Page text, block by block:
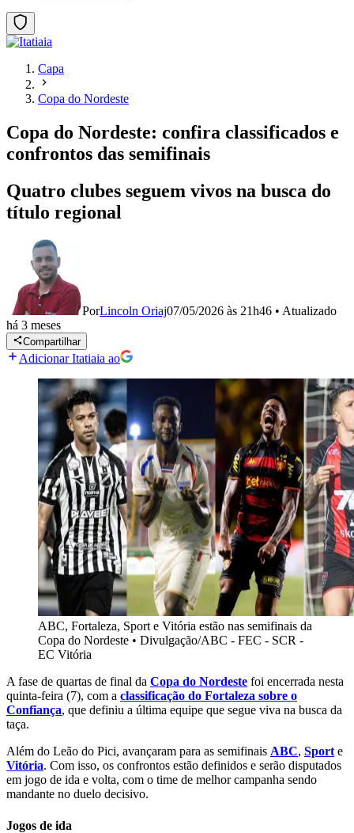
Capa
Copa do Nordeste
Copa do Nordeste: confira classificados e
confrontos das semifinais
Quatro clubes seguem vivos na busca do
título regional
PorLincoln Oriaj07/05/2026 às 21h46 • Atualizado
há 3 meses
Compartilhar
Adicionar Itatiaia ao
ABC, Fortaleza, Sport e Vitória estão nas semifinais da
Copa do Nordeste • Divulgação/ABC - FEC - SCR -
EC Vitória
A fase de quartas de final da Copa do Nordeste foi encerrada nesta
quinta-feira (7), com a classificação do Fortaleza sobre o
Confiança, que definiu a última equipe que segue viva na busca da
taça.
Além do Leão do Pici, avançaram para as semifinais ABC, Sport e
Vitória. Com isso, os confrontos estão definidos e serão disputados
em jogo de ida e volta, com o time de melhor campanha sendo
mandante no duelo decisivo.
Jogos de ida